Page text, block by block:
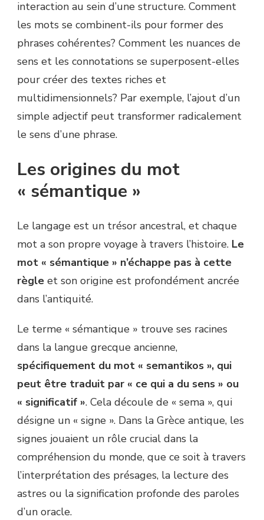
interaction au sein d’une structure. Comment
les mots se combinent-ils pour former des
phrases cohérentes? Comment les nuances de
sens et les connotations se superposent-elles
pour créer des textes riches et
multidimensionnels? Par exemple, l’ajout d’un
simple adjectif peut transformer radicalement
le sens d’une phrase.
Les origines du mot
« sémantique »
Le langage est un trésor ancestral, et chaque
mot a son propre voyage à travers l’histoire. Le
mot « sémantique » n’échappe pas à cette
règle et son origine est profondément ancrée
dans l’antiquité.
Le terme « sémantique » trouve ses racines
dans la langue grecque ancienne,
spécifiquement du mot « semantikos », qui
peut être traduit par « ce qui a du sens » ou
« significatif ». Cela découle de « sema », qui
désigne un « signe ». Dans la Grèce antique, les
signes jouaient un rôle crucial dans la
compréhension du monde, que ce soit à travers
l’interprétation des présages, la lecture des
astres ou la signification profonde des paroles
d’un oracle.